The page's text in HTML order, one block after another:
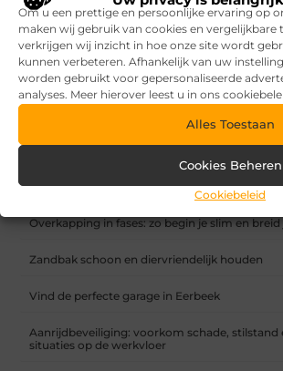
Om u een prettige en persoonlijke ervaring op
maken wij gebruik van cookies en vergelijkbare
verkrijgen wij inzicht in hoe onze site wordt
kunnen verbeteren. Afhankelijk van uw
worden gebruikt voor gepersonaliseerde
analyses. Meer hierover leest u in ons
Alles Toestaan
Cookies Beheren
Cookiebeleid
Prijsstijging in Nederland
RECENTE BERICHTEN
Waar let je op bij het kiezen van een
Overkapping in fases: zo begin je slim en
Zandbak schoon en diervriendelijk houden
Vind de perfecte garage in Eerbeek
Aanrijdbeveiliging: voorkom schade, stilstand
situaties op de werkvloer